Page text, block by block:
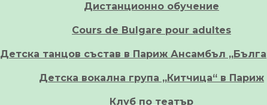
Дистанционно обучение
Cours de Bulgare pour adultes
Детска танцов състав в Париж Ансамбъл
Детска вокална група „Китчица“ в Париж
Клуб по театър